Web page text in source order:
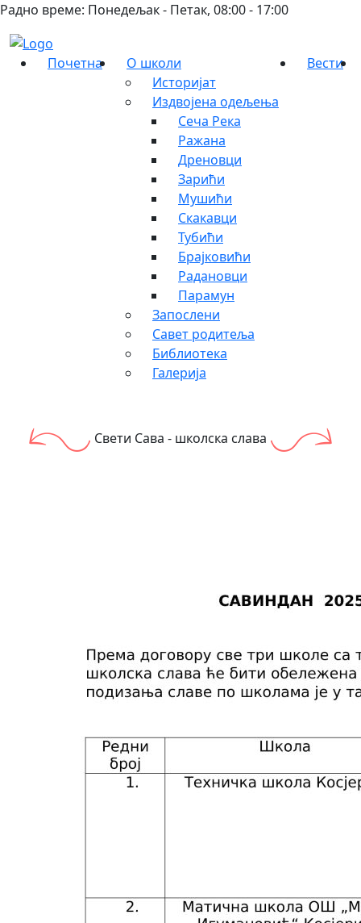
Радно време: Понедељак - Петак, 08:00 - 17:00
Почетна
О школи
Историјат
Издвојена одељења
Сеча Река
Ражана
Дреновци
Зарићи
Мушићи
Скакавци
Тубићи
Брајковићи
Радановци
Парамун
Запослени
Савет родитеља
Библиотека
Галерија
Вести
Свети Сава - школска слава